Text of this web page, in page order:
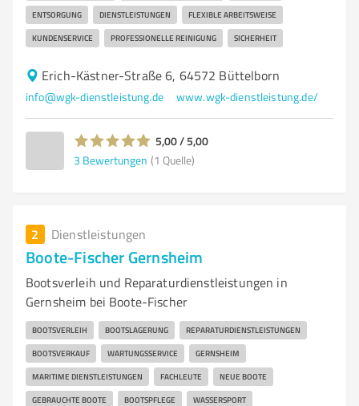
ENTSORGUNG DIENSTLEISTUNGEN FLEXIBLE ARBEITSWEISE
KUNDENSERVICE PROFESSIONELLE REINIGUNG SICHERHEIT
Erich-Kästner-Straße 6, 64572 Büttelborn
info@wgk-dienstleistung.de www.wgk-dienstleistung.de/
5,00 / 5,00
3 Bewertungen (1 Quelle)
2 Dienstleistungen
Boote-Fischer Gernsheim
Bootsverleih und Reparaturdienstleistungen in
Gernsheim bei Boote-Fischer
BOOTSVERLEIH BOOTSLAGERUNG REPARATURDIENSTLEISTUNGEN
BOOTSVERKAUF WARTUNGSSERVICE GERNSHEIM
MARITIME DIENSTLEISTUNGEN FACHLEUTE NEUE BOOTE
GEBRAUCHTE BOOTE BOOTSPFLEGE WASSERSPORT